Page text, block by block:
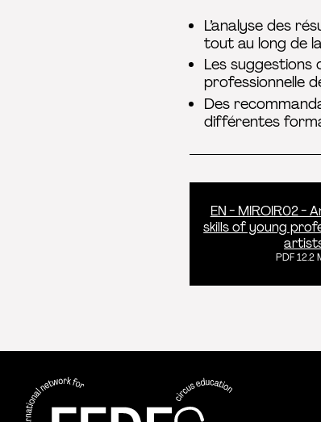
L’analyse des
tout au long de
Les suggestions
professionnelle
Des
différentes
EN - MIROIR02 -
skills of young
PDF 12.2
FEDEC - Réseau international
professionnelle aux arts du